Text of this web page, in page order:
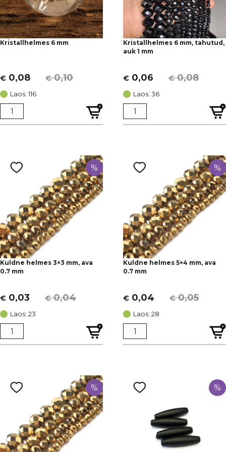
Kristallhelmes 6 mm
€0,10
Algne
hind
oli:
€ 0,10.
€ 0,08
Current
price
is:
€ 0,08.
Laos: 116
Kristallhelmes 6 mm, tahutud,
auk 1 mm
€0,08
Algne
hind
oli:
€ 0,08.
€ 0,06
Current
price
is:
€ 0,06.
Laos: 36
%
Kuldne helmes 3×3 mm, ava
0.7 mm
€0,04
Algne
hind
oli:
€ 0,04.
€ 0,03
Current
price
is:
€ 0,03.
Laos: 23
%
Kuldne helmes 5×4 mm, ava
0.7 mm
€0,05
Algne
hind
oli:
€ 0,05.
€ 0,04
Current
price
is:
€ 0,04.
Laos: 28
% %